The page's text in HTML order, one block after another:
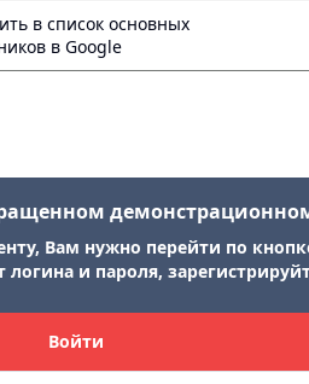
в список основных
в Google
Вам нужно перейти по
логина и пароля,
Войти